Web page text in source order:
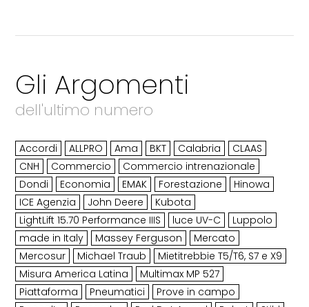
Gli Argomenti
dell'ultimo numero
Accordi ALLPRO Ama BKT Calabria
CLAAS
CNH
Commercio
Commercio intrenazionale
Dondi
Economia EMAK Forestazione
Hinowa
ICE Agenzia
John Deere
Kubota
LightLift 15.70 Performance IIIS
luce UV-C
Luppolo
made in Italy
Massey Ferguson
Mercato
Mercosur
Michael Traub
Mietitrebbie T5/T6, S7 e X9
Misura America Latina
Multimax MP 527
Piattaforma
Pneumatici
Prove in campo